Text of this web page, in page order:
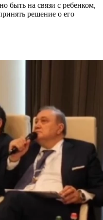
быть на связи с ребенком,
решение о его